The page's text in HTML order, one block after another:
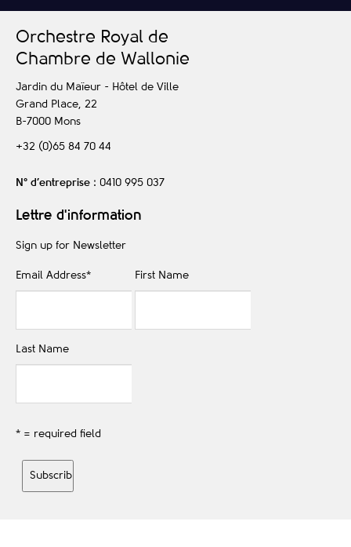
Orchestre Royal de
Chambre de Wallonie
Jardin du Maïeur - Hôtel de Ville
Grand Place, 22
B-7000 Mons
+32 (0)65 84 70 44
N° d’entreprise : 0410 995 037
Lettre d'information
Sign up for Newsletter
Email Address* First Name
Last Name
* = required field